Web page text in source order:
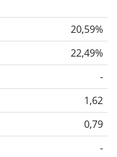
Wir
der Daten der
du sehen kannst, ob
der Zeit stärker
Informationen
20,59%
22,49%
-
1,62
0,79
-